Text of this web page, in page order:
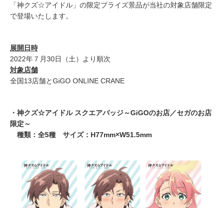
「神クズ☆アイドル」の限定プライズ景品が当社の対象店舗限定
で登場いたします。
展開日時
2022年７月30日（土）より順次
対象店舗
全国13店舗とGiGO ONLINE CRANE
・神クズ☆アイドル スクエアバッジ～GiGOのお店／セガのお店
限定～
種類：全5種 サイズ：H77mm×W51.5mm